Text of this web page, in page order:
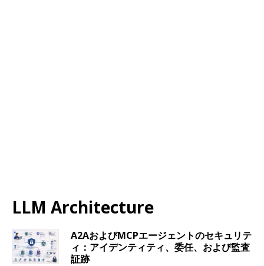
LLM Architecture
A2AおよびMCPエージェントのセキュリテ
ィ：アイデンティティ、委任、および監査
証跡